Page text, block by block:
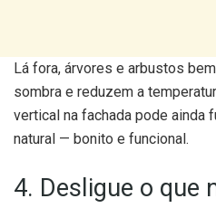
Lá fora, árvores e arbustos
sombra e reduzem a
vertical na fachada pode ainda
natural — bonito e funcional.
4. Desligue o que